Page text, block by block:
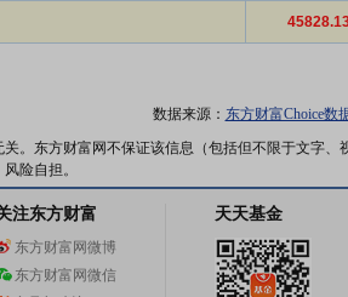
数据来源： 东方财富Choice数
。东方财富网不保证该信息（包括但不限于文字
险自担。